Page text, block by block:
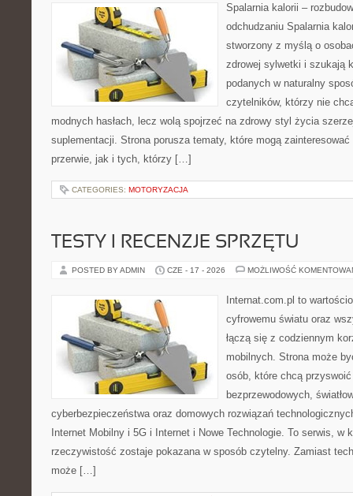
Spalarnia kalorii –
odchudzaniu Spalarnia
stworzony z myślą o
zdrowej sylwetki i szukają
podanych w naturalny
czytelników, którzy nie
modnych hasłach, lecz wolą spojrzeć na zdrowy styl życia
suplementacji. Strona porusza tematy, które mogą
przerwie, jak i tych, którzy […]
CATEGORIES: MOTORYZACJA
TESTY I RECENZJE SPRZĘTU
POSTED BY ADMIN CZE - 17 - 2026 MOŻLIWOŚĆ
Internat.com.pl to
cyfrowemu światu oraz
łączą się z codziennym
mobilnych. Strona może
osób, które chcą
bezprzewodowych,
cyberbezpieczeństwa oraz domowych rozwiązań
Internet Mobilny i 5G i Internet i Nowe Technologie. To serwis, w
rzeczywistość zostaje pokazana w sposób czytelny. Zamiast
może […]